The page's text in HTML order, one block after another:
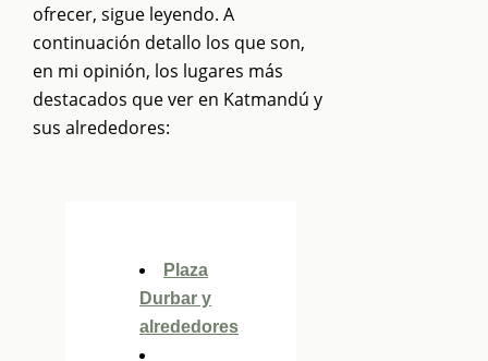
ofrecer, sigue leyendo. A
continuación detallo los que son,
en mi opinión, los lugares más
destacados que ver en Katmandú y
sus alrededores:
Plaza
Durbar y
alrededores